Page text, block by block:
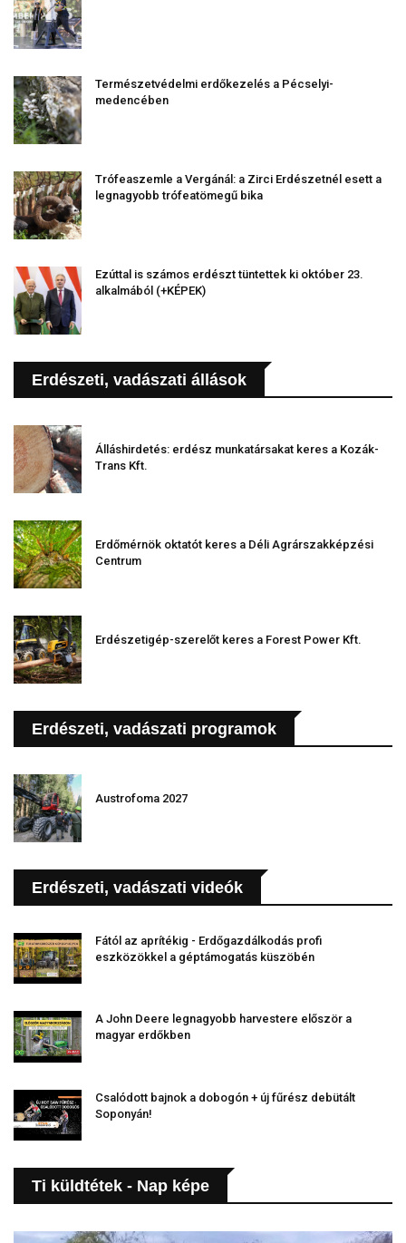
Természetvédelmi erdőkezelés a Pécselyi-
medencében
Trófeaszemle a Vergánál: a Zirci Erdészetnél esett a
legnagyobb trófeatömegű bika
Ezúttal is számos erdészt tüntettek ki október 23.
alkalmából (+KÉPEK)
Erdészeti, vadászati állások
Álláshirdetés: erdész munkatársakat keres a Kozák-
Trans Kft.
Erdőmérnök oktatót keres a Déli Agrárszakképzési
Centrum
Erdészetigép-szerelőt keres a Forest Power Kft.
Erdészeti, vadászati programok
Austrofoma 2027
Erdészeti, vadászati videók
Fától az aprítékig - Erdőgazdálkodás profi
eszközökkel a géptámogatás küszöbén
A John Deere legnagyobb harvestere először a
magyar erdőkben
Csalódott bajnok a dobogón + új fűrész debütált
Soponyán!
Ti küldtétek - Nap képe